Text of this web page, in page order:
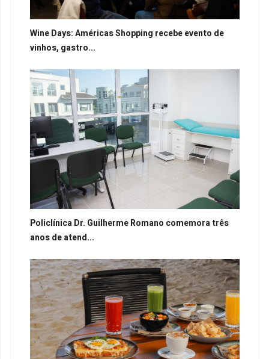
Wine Days: Américas Shopping recebe evento de
vinhos, gastro...
Policlínica Dr. Guilherme Romano comemora três
anos de atend...